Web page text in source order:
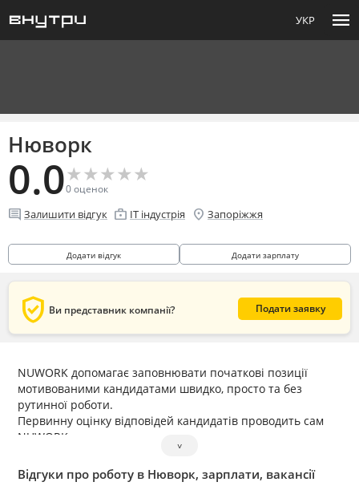
УКР menu
Нюворк
0.0★
★★
★★
★★
★★
★
0оценок
comment Залишити відгук enterprise IT індустрія location_on Запоріжжя
Додати відгук Додати зарплату
verified_user Ви представник компанії? Подати заявку
NUWORK допомагає заповнювати початкові позиції
мотивованими кандидатами швидко, просто та без
рутинної роботи.
Первинну оцінку відповідей кандидатів проводить сам
NUWORK
100% відгуків зберігаються в системі
100% кандидатів отримують зворотний зв’язок
˅
Відгуки про роботу в Нюворк, зарплати, вакансії